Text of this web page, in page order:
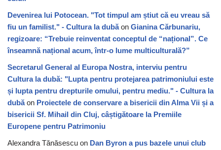
Devenirea lui Potocean. "Tot timpul am știut că eu vreau să
fiu un familist." - Cultura la dubăon Gianina Cărbunariu,
regizoare: “Trebuie reinventat conceptul de “național”. Ce
înseamnă național acum, într-o lume multiculturală?”
Secretarul General al Europa Nostra, interviu pentru
Cultura la dubă: "Lupta pentru protejarea patrimoniului este
și lupta pentru drepturile omului, pentru mediu." - Cultura la
dubăon Proiectele de conservare a bisericii din Alma Vii și a
bisericii Sf. Mihail din Cluj, câștigătoare la Premiile
Europene pentru Patrimoniu
Alexandra Tănăsescu on Dan Byron a pus bazele unui club